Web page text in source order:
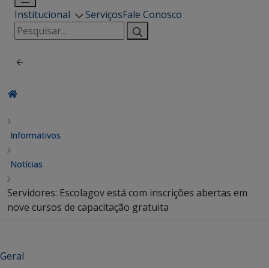
Institucional ServiçosFale Conosco
Pesquisar
por:
Informativos
Notícias
Servidores: Escolagov está com inscrições abertas em
nove cursos de capacitação gratuita
Geral